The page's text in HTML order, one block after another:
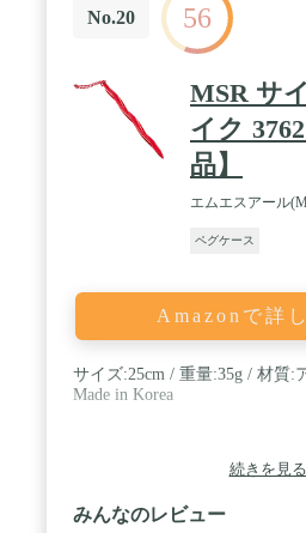
No.20 56
MSR サ
イク
品】
エムエスアール
ペグケース
Amazonで詳
サイズ:25cm / 重量:35g / 材質:
Made in Korea
続きを見る
みんなのレビュー